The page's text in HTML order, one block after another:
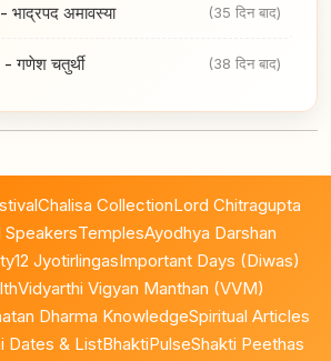
- भाद्रपद अमावस्या (35 दिन बाद)
-गणेश चतुर्थी (38 दिन बाद)
Chalisa CollectionLord Chitragupta
SpeakersTemplesAyodhya Darshan
12 JyotirlingasImportant Days (Diwas)
Vidyarthi Vigyan Manthan (VVM)
Dharma KnowledgeSpiritual Articles
Dates & ListBhaktiPulseShakti Peethas